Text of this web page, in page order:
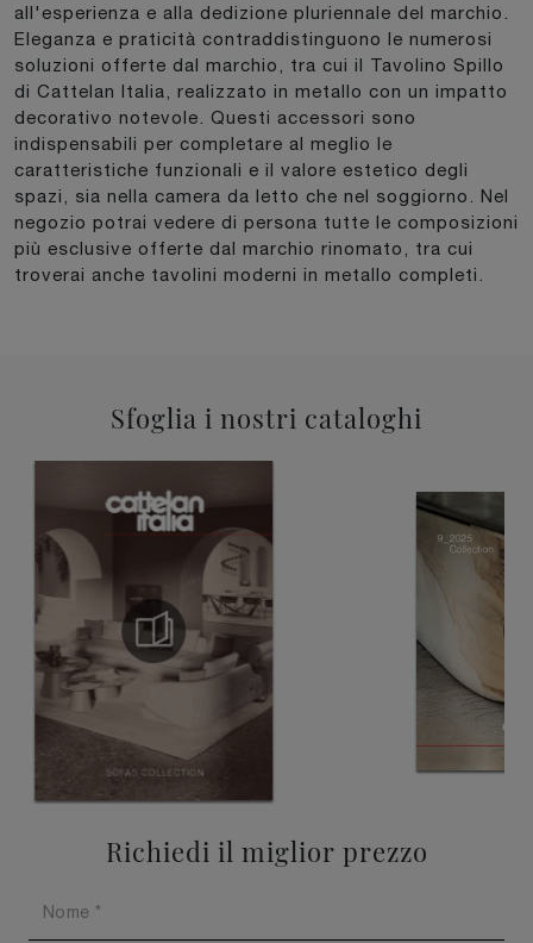
all'esperienza e alla dedizione pluriennale del marchio.
Eleganza e praticità contraddistinguono le numerosi
soluzioni offerte dal marchio, tra cui il Tavolino Spillo
di Cattelan Italia, realizzato in metallo con un impatto
decorativo notevole. Questi accessori sono
indispensabili per completare al meglio le
caratteristiche funzionali e il valore estetico degli
spazi, sia nella camera da letto che nel soggiorno. Nel
negozio potrai vedere di persona tutte le composizioni
più esclusive offerte dal marchio rinomato, tra cui
troverai anche tavolini moderni in metallo completi.
Sfoglia i nostri cataloghi
Richiedi il miglior prezzo